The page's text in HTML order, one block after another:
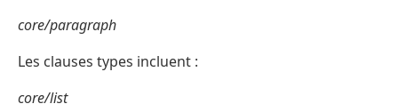
core/paragraph
Les clauses types incluent :
core/list